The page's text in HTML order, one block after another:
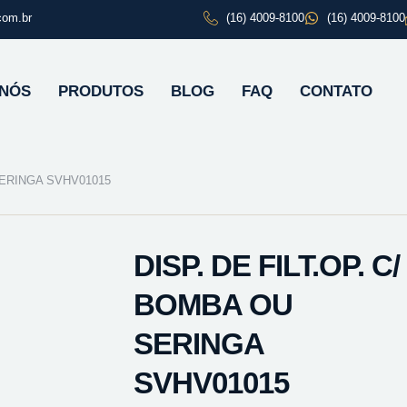
(16) 4009-8100 (16) 4009-8100
PRODUTOS BLOG FAQ CONTATO
SVHV01015
DISP. DE FILT.OP. C/
BOMBA OU
SERINGA
SVHV01015